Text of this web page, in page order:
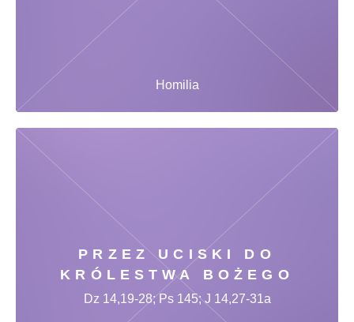
Homilia
PRZEZ UCISKI DO
KRÓLESTWA BOŻEGO
Dz 14,19-28; Ps 145; J 14,27-31a